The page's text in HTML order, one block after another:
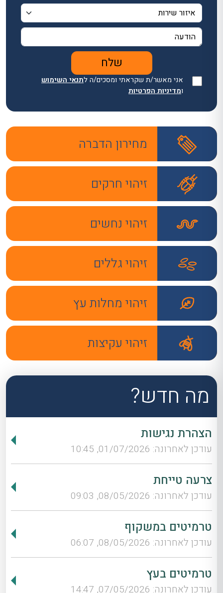
אני מאשר/ת שקראתי ומסכים/ה לתנאי השימוש
ומדיניות הפרטיות
מחירון הדברה
זיהוי חרקים
זיהוי נחשים
זיהוי גללים
זיהוי מחלות עץ
זיהוי עקיצות
מה חדש?
הצהרת נגישות
עודכן לאחרונה: 01/07/2026, 10:45
צרעה טייחת
עודכן לאחרונה: 08/05/2026, 09:03
טרמיטים במשקוף
עודכן לאחרונה: 08/05/2026, 06:07
טרמיטים בעץ
עודכן לאחרונה: 07/05/2026, 14:47